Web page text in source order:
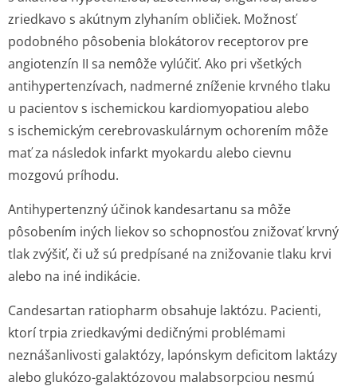
zriedkavo s akútnym zlyhaním obličiek. Možnosť
podobného pôsobenia blokátorov receptorov pre
angiotenzín II sa nemôže vylúčiť. Ako pri všetkých
antihypertenzívach, nadmerné zníženie krvného tlaku
u pacientov s ischemickou kardiomyopatiou alebo
s ischemickým cerebrovaskulárnym ochorením môže
mať za následok infarkt myokardu alebo cievnu
mozgovú príhodu.
Antihypertenzný účinok kandesartanu sa môže
pôsobením iných liekov so schopnosťou znižovať krvný
tlak zvýšiť, či už sú predpísané na znižovanie tlaku krvi
alebo na iné indikácie.
Candesartan ratiopharm obsahuje laktózu. Pacienti,
ktorí trpia zriedkavými dedičnými problémami
neznášanlivosti galaktózy, lapónskym deficitom laktázy
alebo glukózo-galaktózovou malabsorpciou nesmú